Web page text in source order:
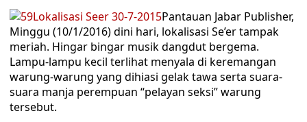
Pantauan Jabar Publisher,
Minggu (10/1/2016) dini hari, lokalisasi Se’er tampak
meriah. Hingar bingar musik dangdut bergema.
Lampu-lampu kecil terlihat menyala di keremangan
warung-warung yang dihiasi gelak tawa serta suara-
suara manja perempuan “pelayan seksi” warung
tersebut.